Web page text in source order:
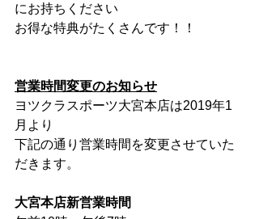
にお持ちください
お得な特典がたくさんです！！
営業時間変更のお知らせ
ヨツクラスポーツ大宮本店は2019年1
月より
下記の通り営業時間を変更させていた
だきます。
大宮本店新営業時間